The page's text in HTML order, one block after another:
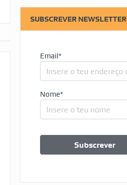
SUBSCREVER NEWSLETTER
Email*
Nome*